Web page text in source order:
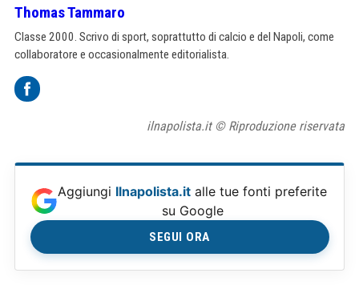
Thomas Tammaro
Classe 2000. Scrivo di sport, soprattutto di calcio e del Napoli, come
collaboratore e occasionalmente editorialista.
ilnapolista.it © Riproduzione riservata
Aggiungi Ilnapolista.it alle tue fonti preferite
su Google
SEGUI ORA